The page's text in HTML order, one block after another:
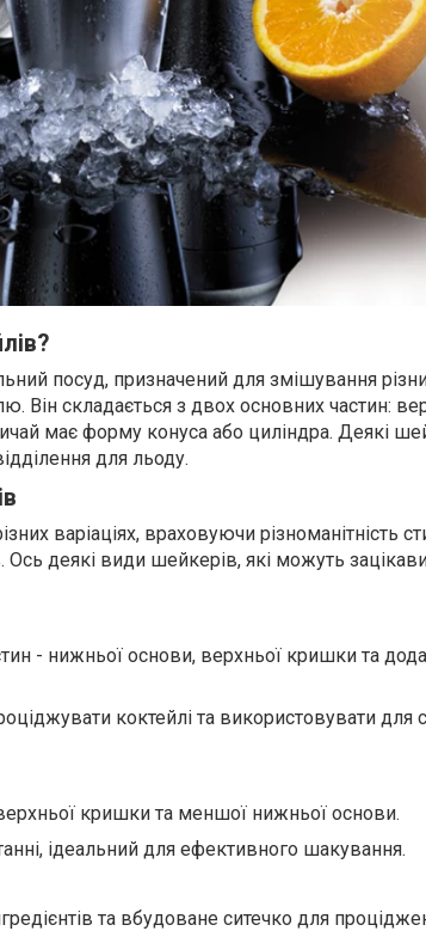
посуд, призначений для змішування
Він складається з двох основних частин:
має форму конуса або циліндра. Деякі
для льоду.
варіаціях, враховуючи різноманітність
Ось деякі види шейкерів, які можуть
- нижньої основи, верхньої кришки та
коктейлі та використовувати для
кришки та меншої нижньої основи.
ідеальний для ефективного шакування.
та вбудоване ситечко для